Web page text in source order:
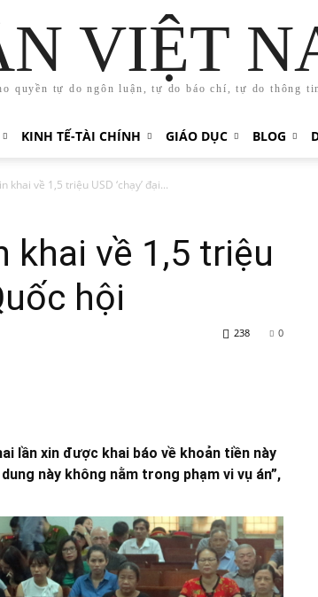
VIỆT
quyền tự do ngôn luận, tự do báo chí, tự do thông
KINH TẾ-TÀI CHÍNH GIÁO DỤC BLOG
khai về 1,5 triệu USD ‘chạy’ đại...
khai về 1,5 triệu
hội
0
238
lần xin được khai báo về khoản tiền này
này không nằm trong phạm vi vụ án”,